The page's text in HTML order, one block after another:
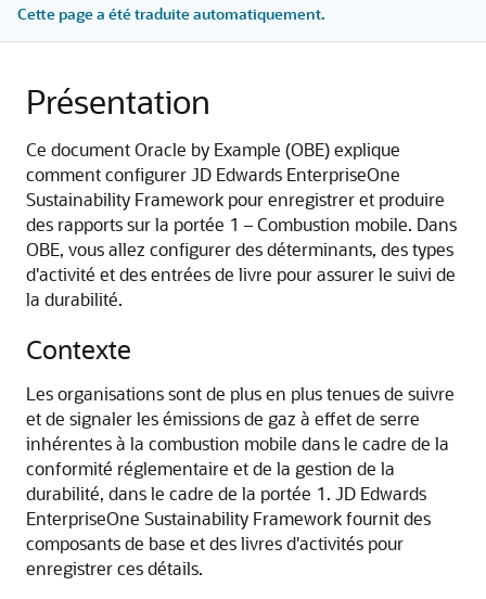
Cette page a été traduite automatiquement.
Présentation
Ce document Oracle by Example (OBE) explique
comment configurer JD Edwards EnterpriseOne
Sustainability Framework pour enregistrer et produire
des rapports sur la portée 1 – Combustion mobile. Dans
OBE, vous allez configurer des déterminants, des types
d'activité et des entrées de livre pour assurer le suivi de
la durabilité.
Contexte
Les organisations sont de plus en plus tenues de suivre
et de signaler les émissions de gaz à effet de serre
inhérentes à la combustion mobile dans le cadre de la
conformité réglementaire et de la gestion de la
durabilité, dans le cadre de la portée 1. JD Edwards
EnterpriseOne Sustainability Framework fournit des
composants de base et des livres d'activités pour
enregistrer ces détails.